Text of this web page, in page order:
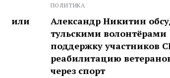
Александр Никитин обсудил с
тульскими волонтёрами
поддержку участников СВО и
реабилитацию ветеранов
через спорт